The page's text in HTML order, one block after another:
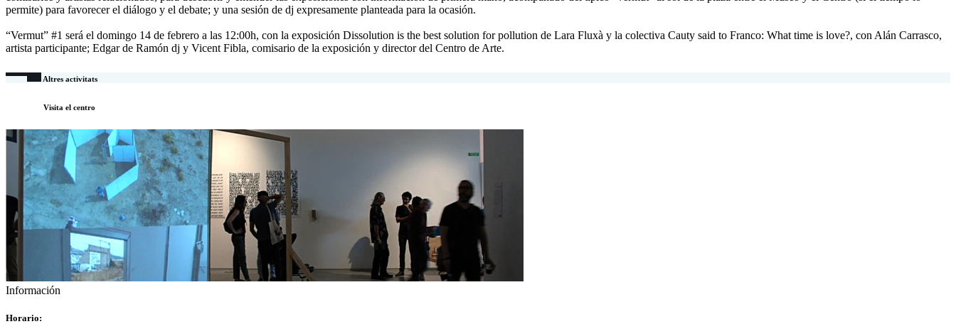
permite) para favorecer el diálogo y el debate; y una sesión de dj expresamente planteada para la ocasión.
“Vermut” #1 será el domingo 14 de febrero a las 12:00h, con la exposición Dissolution is the best solution for pollution de Lara Fluxà y la colectiva Cauty said to Franco: What time is love?, con Alán Carrasco,
artista participante; Edgar de Ramón dj y Vicent Fibla, comisario de la exposición y director del Centro de Arte.
Altres activitats
Visita el centro
Información
Horario: